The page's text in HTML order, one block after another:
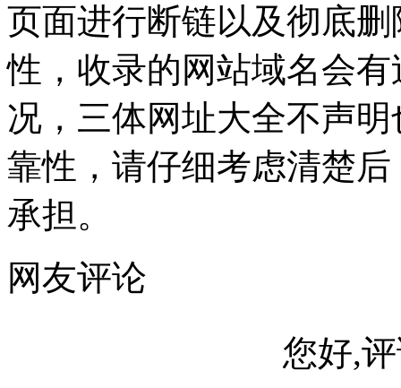
页面进行断链以及彻底
性，收录的网站域名会
况，三体网址大全不声
靠性，请仔细考虑清楚
承担。
网友评论
您好,